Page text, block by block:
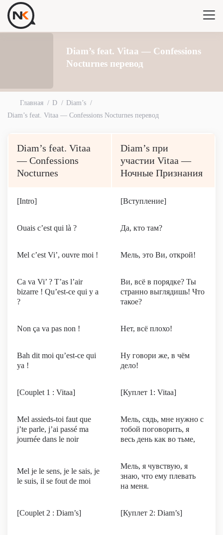
Diam’s feat. Vitaa — Confessions
Nocturnes перевод
Главная D
Diam’s
Diam’s feat. Vitaa — Confessions Nocturnes перевод
Diam’s feat. Vitaa
— Confessions
Nocturnes
Diam’s при
участии Vitaa —
Ночные Признания
[Intro] [Вступление]
Ouais c’est qui là ? Да, кто там?
Mel c’est Vi’, ouvre moi ! Мель, это Ви, открой!
Ca va Vi’ ? T’as l’air
bizarre ! Qu’est-ce qui y a
?
Ви, всё в порядке? Ты
странно выглядишь! Что
такое?
Non ça va pas non ! Нет, всё плохо!
Bah dit moi qu’est-ce qui
ya !
Ну говори же, в чём
дело!
[Couplet 1 : Vitaa] [Куплет 1: Vitaa]
Mel assieds-toi faut que
j’te parle, j’ai passé ma
journée dans le noir
Мель, сядь, мне нужно с
тобой поговорить, я
весь день как во тьме,
Mel je le sens, je le sais, je
le suis, il se fout de moi
Мель, я чувствую, я
знаю, что ему плевать
на меня.
[Couplet 2 : Diam’s] [Куплет 2: Diam’s]